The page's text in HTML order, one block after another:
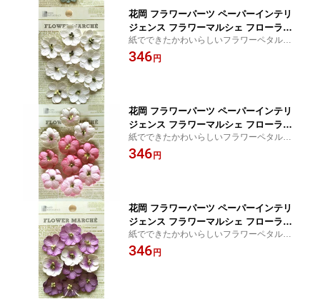
花岡 フラワーパーツ ペーパーインテリ
ジェンス フラワーマルシェ フローラル
ホワイト （φ25mm・10枚）
紙でできたかわいらしいフラワーペタルで
す♪スクラップブッキングやアルバムのデコ
にぴったり！
346 円
花岡 フラワーパーツ ペーパーインテリ
ジェンス フラワーマルシェ フローラル
サクラ （φ25mm・10枚）
紙でできたかわいらしいフラワーペタルで
す♪スクラップブッキングやアルバムのデコ
にぴったり！
346 円
花岡 フラワーパーツ ペーパーインテリ
ジェンス フラワーマルシェ フローラル
ラベンダー （φ25mm・10枚）
紙でできたかわいらしいフラワーペタルで
す♪スクラップブッキングやアルバムのデコ
にぴったり！
346 円